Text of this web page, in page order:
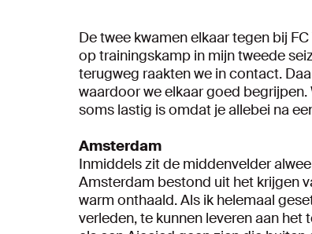
De twee kwamen elkaar tegen bij
op trainingskamp in mijn tweede
terugweg raakten we in contact.
waardoor we elkaar goed
soms lastig is omdat je allebei na
Amsterdam
Inmiddels zit de middenvelder
Amsterdam bestond uit het krijgen
warm onthaald. Als ik helemaal
verleden, te kunnen leveren aan